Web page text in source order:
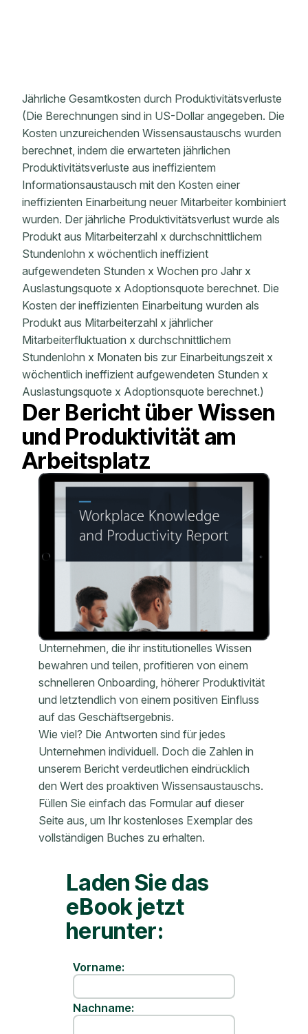
Jährliche Gesamtkosten durch Produktivitätsverluste
(Die Berechnungen sind in US-Dollar angegeben. Die
Kosten unzureichenden Wissensaustauschs wurden
berechnet, indem die erwarteten jährlichen
Produktivitätsverluste aus ineffizientem
Informationsaustausch mit den Kosten einer
ineffizienten Einarbeitung neuer Mitarbeiter kombiniert
wurden. Der jährliche Produktivitätsverlust wurde als
Produkt aus Mitarbeiterzahl x durchschnittlichem
Stundenlohn x wöchentlich ineffizient
aufgewendeten Stunden x Wochen pro Jahr x
Auslastungsquote x Adoptionsquote berechnet. Die
Kosten der ineffizienten Einarbeitung wurden als
Produkt aus Mitarbeiterzahl x jährlicher
Mitarbeiterfluktuation x durchschnittlichem
Stundenlohn x Monaten bis zur Einarbeitungszeit x
wöchentlich ineffizient aufgewendeten Stunden x
Auslastungsquote x Adoptionsquote berechnet.)
Der Bericht über Wissen
und Produktivität am
Arbeitsplatz
Unternehmen, die ihr institutionelles Wissen
bewahren und teilen, profitieren von einem
schnelleren Onboarding, höherer Produktivität
und letztendlich von einem positiven Einfluss
auf das Geschäftsergebnis.
Wie viel? Die Antworten sind für jedes
Unternehmen individuell. Doch die Zahlen in
unserem Bericht verdeutlichen eindrücklich
den Wert des proaktiven Wissensaustauschs.
Füllen Sie einfach das Formular auf dieser
Seite aus, um Ihr kostenloses Exemplar des
vollständigen Buches zu erhalten.
Laden Sie das
eBook jetzt
herunter:
Vorname:
Nachname: